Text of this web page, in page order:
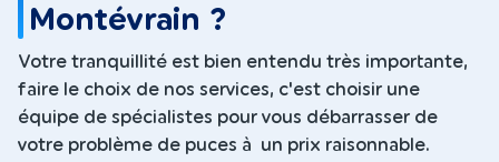
Montévrain ?
Votre tranquillité est bien entendu très importante,
faire le choix de nos services, c'est choisir une
équipe de spécialistes pour vous débarrasser de
votre problème de puces à un prix raisonnable.